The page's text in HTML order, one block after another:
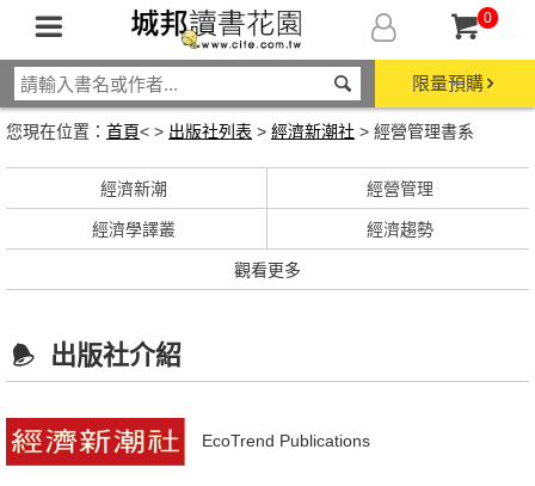
0
限量預購
您現在位置： 首頁< > 出版社列表 > 經濟新潮社 > 經營管理書系
經濟新潮 經營管理
經濟學譯叢 經濟趨勢
觀看更多
出版社介紹
EcoTrend Publications